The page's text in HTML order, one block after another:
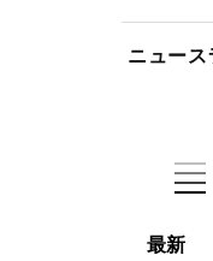
ニュース
最新